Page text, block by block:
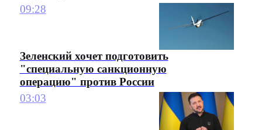
09:28
Зеленский хочет подготовить
"специальную санкционную
операцию" против России
03:03